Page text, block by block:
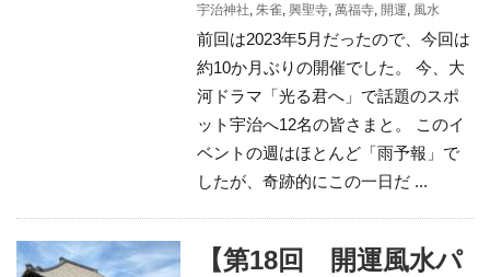
宇治神社, 朱雀, 興聖寺, 萬福寺, 開運, 風水
前回は2023年5月だったので、今回は
約10か月ぶりの開催でした。 今、大
河ドラマ「光る君へ」で話題のスポ
ット宇治へ12名の皆さまと。 このイ
ベントの週はほとんど「雨予報」で
したが、奇跡的にこの一日だ ...
【第18回 開運風水パ